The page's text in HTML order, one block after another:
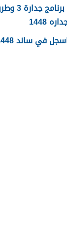
ما هو
1448
في ساند 1448